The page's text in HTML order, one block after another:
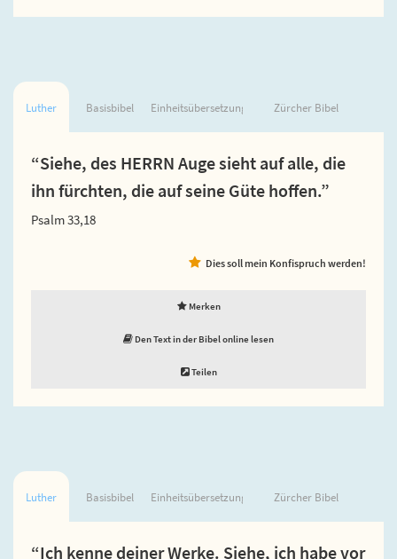
Luther Basisbibel Einheitsübersetzung Zürcher Bibel
“Siehe, des HERRN Auge sieht auf alle, die
ihn fürchten, die auf seine Güte hoffen.”
Psalm 33,18
Dies soll mein Konfispruch werden!
Merken
Den Text in der Bibel online lesen
Teilen
Luther Basisbibel Einheitsübersetzung Zürcher Bibel
“Ich kenne deiner Werke. Siehe, ich habe vor